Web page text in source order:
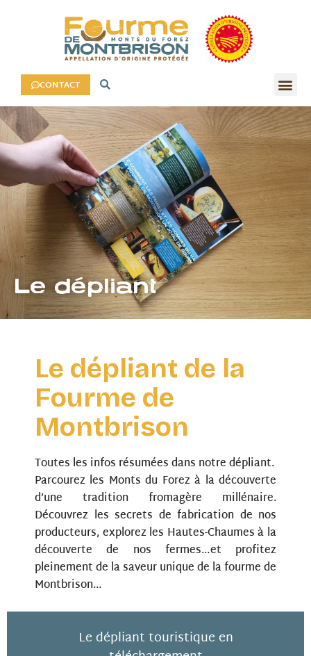
CONTACT
Le dépliant
Le dépliant de la
Fourme de
Montbrison
Toutes les infos résumées dans notre dépliant.
Parcourez les Monts du Forez à la découverte
d’une tradition fromagère millénaire.
Découvrez les secrets de fabrication de nos
producteurs, explorez les Hautes-Chaumes à la
découverte de nos fermes…et profitez
pleinement de la saveur unique de la fourme de
Montbrison…
Le dépliant touristique en